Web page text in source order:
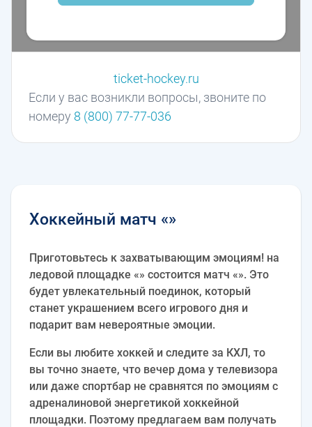
Если у вас возникли вопросы, звоните по
номеру 8 (800) 77-77-036
ticket-hockey.ru
Хоккейный матч «»
Приготовьтесь к захватывающим эмоциям! на
ледовой площадке «» состоится матч «». Это
будет увлекательный поединок, который
станет украшением всего игрового дня и
подарит вам невероятные эмоции.
Если вы любите хоккей и следите за КХЛ, то
вы точно знаете, что вечер дома у телевизора
или даже спортбар не сравнятся по эмоциям с
адреналиновой энергетикой хоккейной
площадки. Поэтому предлагаем вам получать